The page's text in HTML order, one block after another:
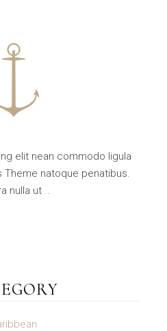
elit nean commodo ligula
Theme natoque penatibus.
nulla ut ..